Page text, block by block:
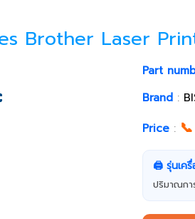
Brother Laser
Part
Brand :
Price :
🖨️ รุ่นเค
ปริมาณก